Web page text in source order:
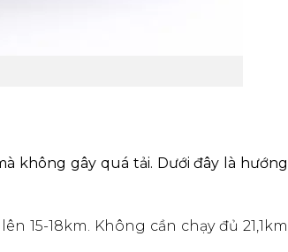
không gây quá tải. Dưới đây là hướng
15-18km. Không cần chạy đủ 21,1km